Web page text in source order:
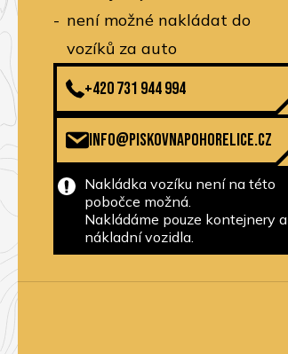
není možné nakládat do
vozíků za auto
+420 731 944 994
info@piskovnapohorelice.cz
Nakládka vozíku není na této
pobočce možná.
Nakládáme pouze kontejnery a
nákladní vozidla.